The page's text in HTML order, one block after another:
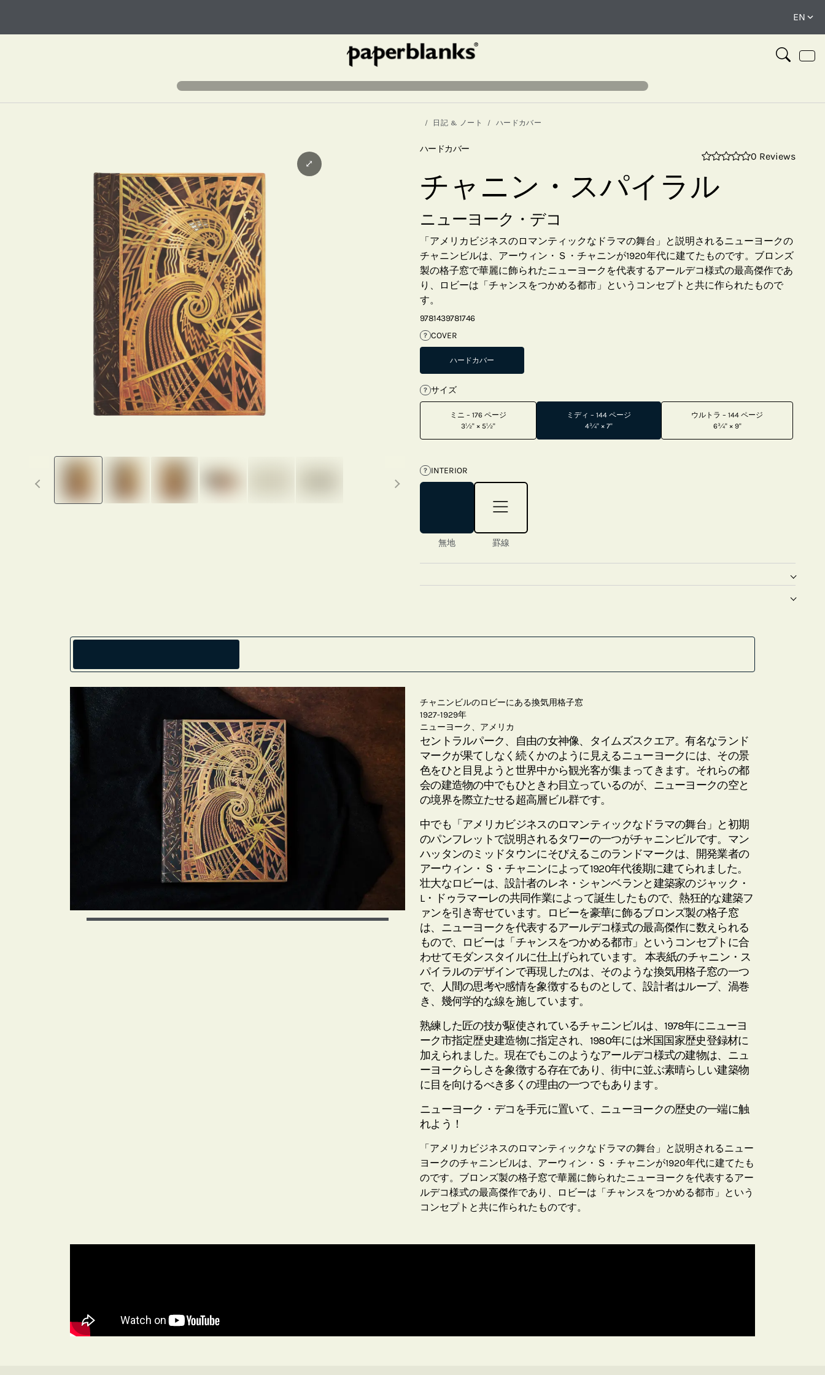
日記 & ノート ハードカバー
Previous thumbnails Next thumbnails
⤢
ハードカバー
0 Reviews
チャニン・スパイラル
ニューヨーク・デコ
「アメリカビジネスのロマンティックなドラマの舞台」と説明されるニューヨークの
チャニンビルは、アーウィン・Ｓ・チャニンが1920年代に建てたものです。ブロンズ
製の格子窓で華麗に飾られたニューヨークを代表するアールデコ様式の最高傑作であ
り、ロビーは「チャンスをつかめる都市」というコンセプトと共に作られたもので
す。
9781439781746
? COVER
ハードカバー
? サイズ
ミニ – 176 ページ
3½" × 5½"
ミディ – 144 ページ
4¾" × 7"
ウルトラ – 144 ページ
6¾" × 9"
? INTERIOR
無地 罫線
チャニンビルのロビーにある換気用格子窓
1927-1929年
ニューヨーク、アメリカ
セントラルパーク、自由の女神像、タイムズスクエア。有名なランド
マークが果てしなく続くかのように見えるニューヨークには、その景
色をひと目見ようと世界中から観光客が集まってきます。それらの都
会の建造物の中でもひときわ目立っているのが、ニューヨークの空と
の境界を際立たせる超高層ビル群です。
中でも「アメリカビジネスのロマンティックなドラマの舞台」と初期
のパンフレットで説明されるタワーの一つがチャニンビルです。マン
ハッタンのミッドタウンにそびえるこのランドマークは、開発業者の
アーウィン・Ｓ・チャニンによって1920年代後期に建てられました。
壮大なロビーは、設計者のレネ・シャンベランと建築家のジャック・
L・ドゥラマーレの共同作業によって誕生したもので、熱狂的な建築フ
ァンを引き寄せています。ロビーを豪華に飾るブロンズ製の格子窓
は、ニューヨークを代表するアールデコ様式の最高傑作に数えられる
もので、ロビーは「チャンスをつかめる都市」というコンセプトに合
わせてモダンスタイルに仕上げられています。 本表紙のチャニン・ス
パイラルのデザインで再現したのは、そのような換気用格子窓の一つ
で、人間の思考や感情を象徴するものとして、設計者はループ、渦巻
き、幾何学的な線を施しています。
熟練した匠の技が駆使されているチャニンビルは、1978年にニューヨ
ーク市指定歴史建造物に指定され、1980年には米国国家歴史登録材に
加えられました。現在でもこのようなアールデコ様式の建物は、ニュ
ーヨークらしさを象徴する存在であり、街中に並ぶ素晴らしい建築物
に目を向けるべき多くの理由の一つでもあります。
ニューヨーク・デコを手元に置いて、ニューヨークの歴史の一端に触
れよう！
「アメリカビジネスのロマンティックなドラマの舞台」と説明されるニュー
ヨークのチャニンビルは、アーウィン・Ｓ・チャニンが1920年代に建てたも
のです。ブロンズ製の格子窓で華麗に飾られたニューヨークを代表するアー
ルデコ様式の最高傑作であり、ロビーは「チャンスをつかめる都市」という
コンセプトと共に作られたものです。